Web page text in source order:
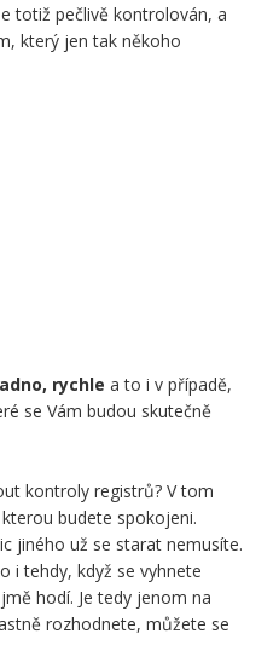
totiž pečlivě kontrolován, a
který jen tak někoho
rychle a to i v případě,
se Vám budou skutečně
kontroly registrů? V tom
budete spokojeni.
jiného už se starat nemusíte.
i tehdy, když se vyhnete
hodí. Je tedy jenom na
rozhodnete, můžete se